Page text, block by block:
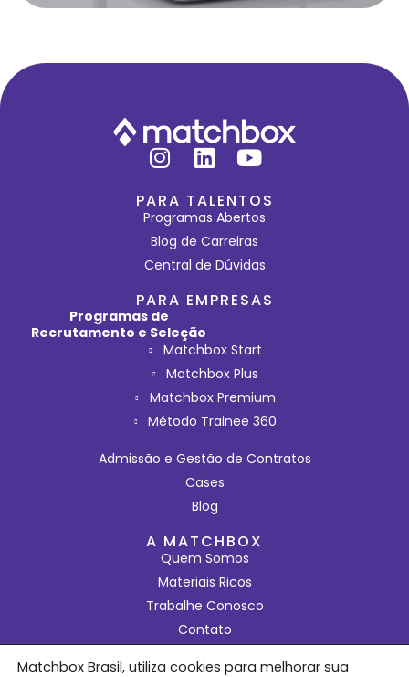
PARA TALENTOS
Programas Abertos
Blog de Carreiras
Central de Dúvidas
PARA EMPRESAS
Programas de
Recrutamento e Seleção
Matchbox Start
Matchbox Plus
Matchbox Premium
Método Trainee 360
Admissão e Gestão de Contratos
Cases
Blog
A MATCHBOX
Quem Somos
Materiais Ricos
Trabalhe Conosco
Contato
Matchbox Brasil, utiliza cookies para melhorar sua